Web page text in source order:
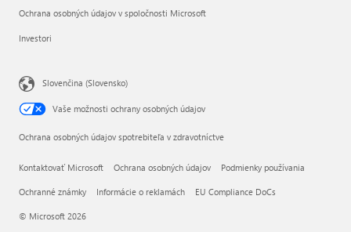
Ochrana osobných údajov v spoločnosti Microsoft
Investori
Slovenčina (Slovensko)
Vaše možnosti ochrany osobných údajov
Ochrana osobných údajov spotrebiteľa v zdravotníctve
Kontaktovať Microsoft Ochrana osobných údajov Podmienky používania
Ochranné známky Informácie o reklamách EU Compliance DoCs
© Microsoft 2026